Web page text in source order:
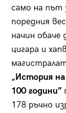
само на път
поредния
начин обаче
цигара и
„История
100 години”
178 ръчно